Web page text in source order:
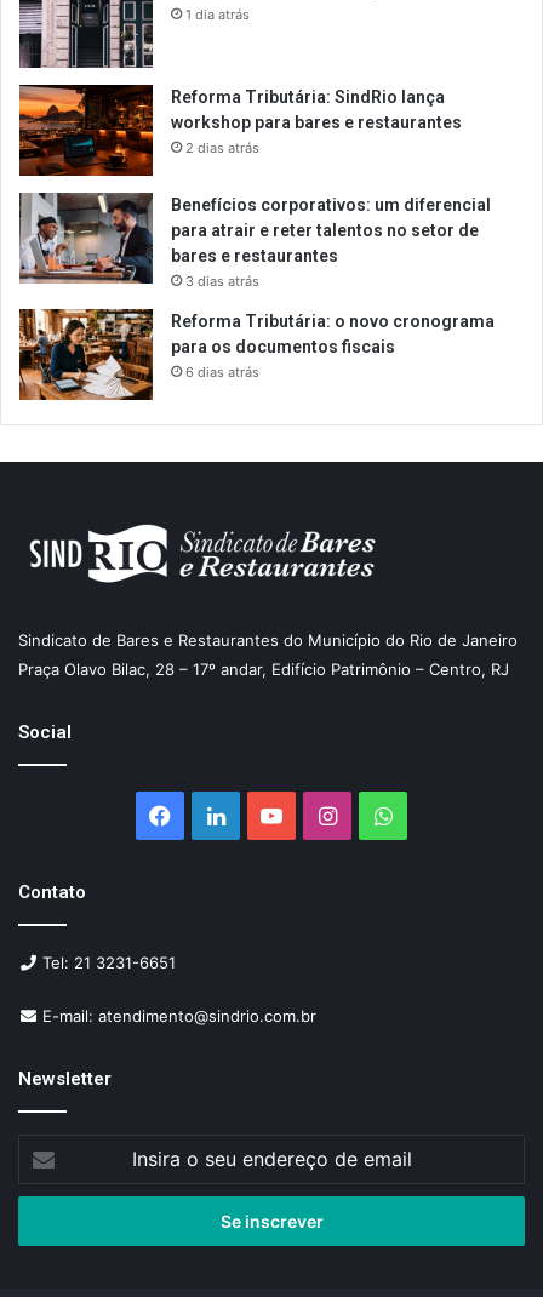
1 dia atrás
Reforma Tributária: SindRio lança
workshop para bares e restaurantes
2 dias atrás
Benefícios corporativos: um diferencial
para atrair e reter talentos no setor de
bares e restaurantes
3 dias atrás
Reforma Tributária: o novo cronograma
para os documentos fiscais
6 dias atrás
Sindicato de Bares e Restaurantes do Município do Rio de Janeiro
Praça Olavo Bilac, 28 – 17º andar, Edifício Patrimônio – Centro, RJ
Social
Facebook
LinkedinYouTubeInstagramWhatsApp
Contato
Tel: 21 3231-6651
E-mail: atendimento@sindrio.com.br
Newsletter
seu
de